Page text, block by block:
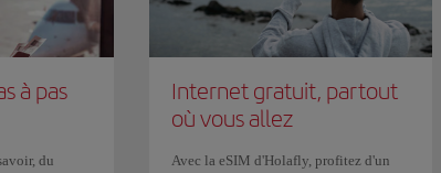
à pas
du
Internet gratuit, partout
où vous allez
Avec la eSIM d'Holafly, profitez d'un